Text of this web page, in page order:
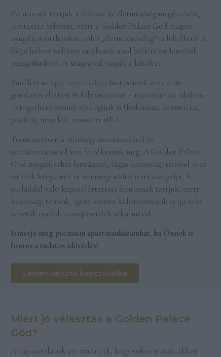
Fontosnak tartjuk a fókuszt az életminőség megőrzésére,
javítására helyezni, ezért a Golden Palace Göd magán
nyugdíjas otthonban több „életmódrészleg” is fellelhető. A
főépületben wellness található, ahol beltéri medencével,
pezsgőfürdővel és szaunával várjuk a lakókat.
Emellett az apartmanházban biztosítunk 0-24 órás
gondozói ellátást és folyamatosan – nyitvatartási időben –
látogatható beauty részlegünk is (fodrászat, kozmetika,
pedikűr, manikűr, masszázs stb.).
Természetesen a minőségi szórakozásról és
szórakoztatásról sem feledkezünk meg. A Golden Palace
Göd nyugdíjasház lenyűgöző, tágas közösségi tereivel is az
itt élők kényelmét és minőségi időtöltését szolgálja. A
családdal való kapcsolattartást fontosnak tartjuk, ezért
közösségi tereink, igény szerint különtermeink is igénybe
vehetők családi összejövetelek alkalmával.
Ismerje meg prémium apartmanházainkat, ha Önnek is
fontos a tudatos idősödés!
Lépjen velünk kapcsolatba
Miért jó választás a Golden Palace
Göd?
A tapasztalatok azt mutatják, hogy sokszor csak akkor